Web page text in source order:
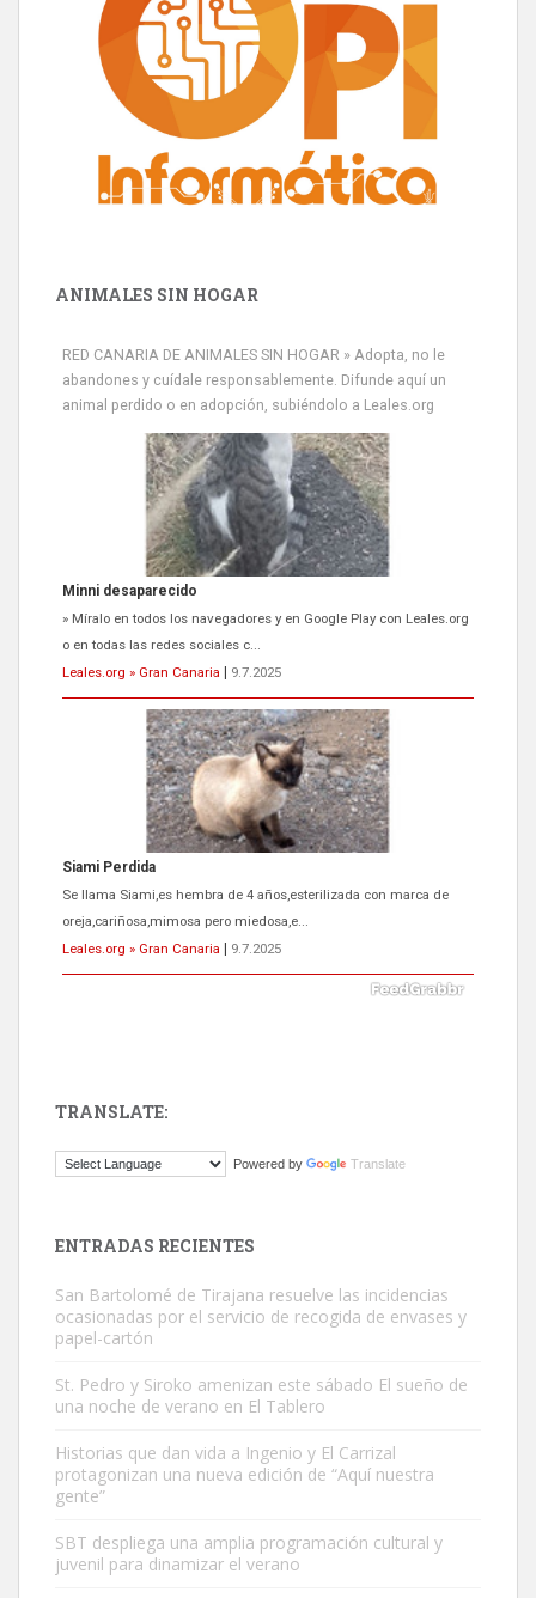
ANIMALES SIN HOGAR
RED CANARIA DE ANIMALES SIN HOGAR » Adopta, no le
abandones y cuídale responsablemente. Difunde aquí un
animal perdido o en adopción, subiéndolo a Leales.org
Minni desaparecido
» Míralo en todos los navegadores y en Google Play con Leales.org
o en todas las redes sociales c...
Leales.org » Gran Canaria
9.7.2025
Siami Perdida
Se llama Siami,es hembra de 4 años,esterilizada con marca de
oreja,cariñosa,mimosa pero miedosa,e...
Leales.org » Gran Canaria
9.7.2025
El ayuntamiento se va a llevar a Los Gatos callejeros de la zona los
Este gato macho ha aparecido en la calle hace menos de un mes,
es muy manso y extremadamente cari...
Leales.org » Gran Canaria
TRANSLATE:
Powered by Translate
ENTRADAS RECIENTES
San Bartolomé de Tirajana resuelve las incidencias
ocasionadas por el servicio de recogida de envases y
papel-cartón
St. Pedro y Siroko amenizan este sábado El sueño de
una noche de verano en El Tablero
Historias que dan vida a Ingenio y El Carrizal
protagonizan una nueva edición de “Aquí nuestra
gente”
SBT despliega una amplia programación cultural y
juvenil para dinamizar el verano